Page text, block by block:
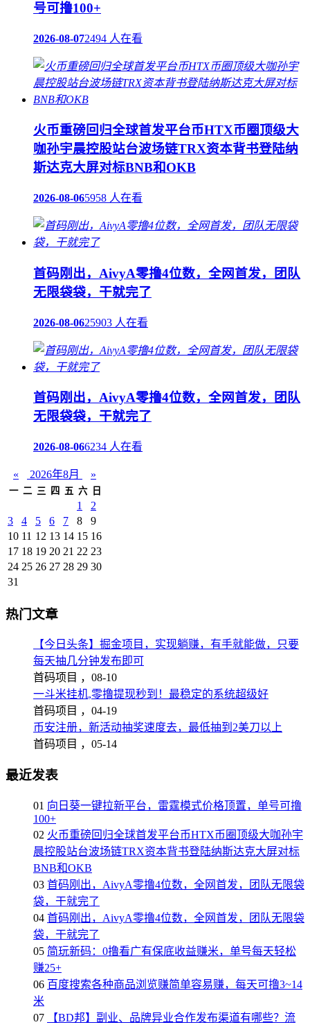
号可撸100+
2026-08-072494 人在看
火币重磅回归全球首发平台币HTX币圈顶级大
咖孙宇晨控股站台波场链TRX资本背书登陆纳
斯达克大屏对标BNB和OKB
2026-08-065958 人在看
首码刚出，AivyA零撸4位数，全网首发，团队
无限袋袋，干就完了
2026-08-0625903 人在看
首码刚出，AivyA零撸4位数，全网首发，团队
无限袋袋，干就完了
2026-08-066234 人在看
« 2026年8月 »
一 二 三 四 五 六 日
1
2
3
4 5 6 7 8
9
10 11 12 13 14 15 16
17 18 19 20 21 22 23
24 25 26 27 28 29 30
31
热门文章
【今日头条】掘金项目，实现躺赚，有手就能做，只要
每天抽几分钟发布即可
首码项目 ， 08-10
一斗米挂机,零撸提现秒到！最稳定的系统超级好
首码项目 ， 04-19
币安注册，新活动抽奖速度去，最低抽到2美刀以上
首码项目 ， 05-14
最近发表
01 向日葵一键拉新平台，雷霆模式价格顶置，单号可撸
100+
02 火币重磅回归全球首发平台币HTX币圈顶级大咖孙宇
晨控股站台波场链TRX资本背书登陆纳斯达克大屏对标
BNB和OKB
03 首码刚出，AivyA零撸4位数，全网首发，团队无限袋
袋，干就完了
04 首码刚出，AivyA零撸4位数，全网首发，团队无限袋
袋，干就完了
05 简玩新码：0撸看广有保底收益赚米，单号每天轻松
赚25+
06 百度搜索各种商品浏览赚简单容易赚，每天可撸3~14
米
07
【BD邦】副业、品牌异业合作发布渠道有哪些？流